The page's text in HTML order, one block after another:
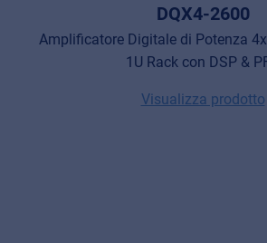
DQX4-2600
Amplificatore Digitale di Potenza
1U Rack con DSP &
Visualizza prodotto